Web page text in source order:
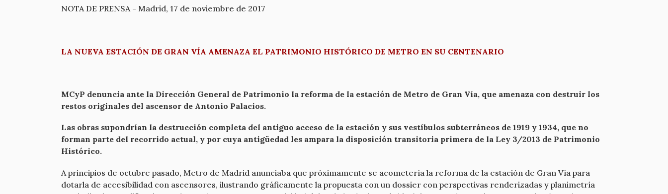
NOTA DE PRENSA - Madrid, 17 de noviembre de 2017
LA NUEVA ESTACIÓN DE GRAN VÍA AMENAZA EL PATRIMONIO HISTÓRICO DE METRO EN SU CENTENARIO
MCyP denuncia ante la Dirección General de Patrimonio la reforma de la estación de Metro de Gran Vía, que amenaza con destruir los
restos originales del ascensor de Antonio Palacios.
Las obras supondrían la destrucción completa del antiguo acceso de la estación y sus vestíbulos subterráneos de 1919 y 1934, que no
forman parte del recorrido actual, y por cuya antigüedad les ampara la disposición transitoria primera de la Ley 3/2013 de Patrimonio
Histórico.
A principios de octubre pasado, Metro de Madrid anunciaba que próximamente se acometería la reforma de la estación de Gran Vía para
dotarla de accesibilidad con ascensores, ilustrando gráficamente la propuesta con un dossier con perspectivas renderizadas y planimetría